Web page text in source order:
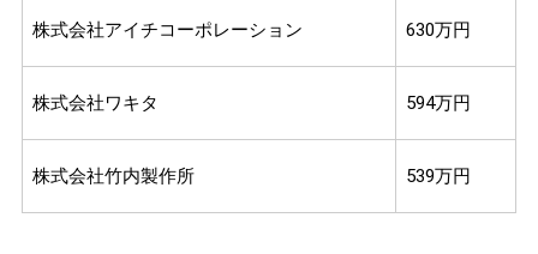
株式会社アイチコーポレーション 630万円
株式会社ワキタ 594万円
株式会社竹内製作所 539万円